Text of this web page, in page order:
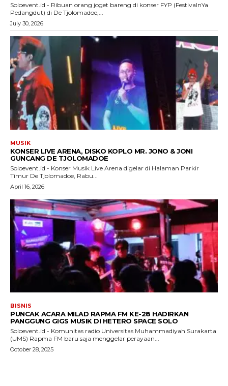
Soloevent.id - Ribuan orang joget bareng di konser FYP (FestivalnYa
Pedangdut) di De Tjolomadoe,...
July 30, 2026
MUSIK
KONSER LIVE ARENA, DISKO KOPLO MR. JONO & JONI
GUNCANG DE TJOLOMADOE
Soloevent.id - Konser Musik Live Arena digelar di Halaman Parkir
Timur De Tjolomadoe, Rabu...
April 16, 2026
BISNIS
PUNCAK ACARA MILAD RAPMA FM KE-28 HADIRKAN
PANGGUNG GIGS MUSIK DI HETERO SPACE SOLO
Soloevent.id - Komunitas radio Universitas Muhammadiyah Surakarta
(UMS) Rapma FM baru saja menggelar perayaan...
October 28, 2025